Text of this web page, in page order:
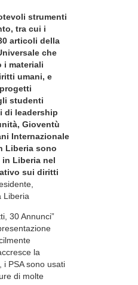
strumenti
tra cui i
articoli della
che
i materiali
umani, e
studenti
di leadership
Gioventù
Internazionale
Liberia sono
Liberia nel
sui diritti
Liberia
30 Annunci”
la
i PSA sono usati
di molte